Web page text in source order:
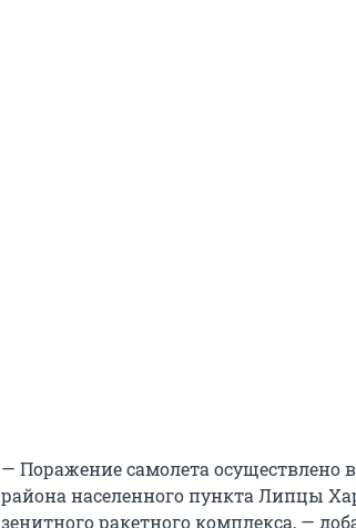
— Поражение самолета
района населенного пункта Липцы
зенитного ракетного комплекса, —